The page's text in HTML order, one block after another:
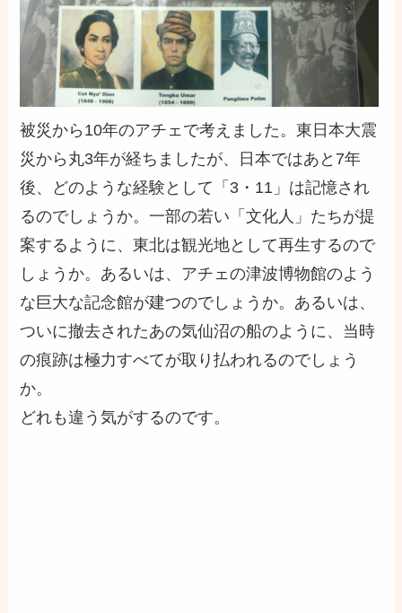
被災から10年のアチェで考えました。東日本大震
災から丸3年が経ちましたが、日本ではあと7年
後、どのような経験として「3・11」は記憶され
るのでしょうか。一部の若い「文化人」たちが提
案するように、東北は観光地として再生するので
しょうか。あるいは、アチェの津波博物館のよう
な巨大な記念館が建つのでしょうか。あるいは、
ついに撤去されたあの気仙沼の船のように、当時
の痕跡は極力すべてが取り払われるのでしょう
か。
どれも違う気がするのです。